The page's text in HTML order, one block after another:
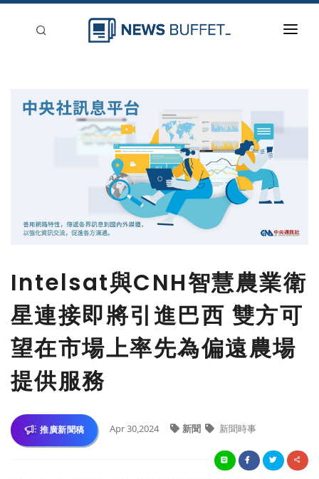
Intelsat與CNH智慧農業衛
星連接即將引進巴西 雙方可
望在市場上率先為偏遠農場
提供服務
推廣新聞稿 Apr 30,2024 新聞 新聞時事